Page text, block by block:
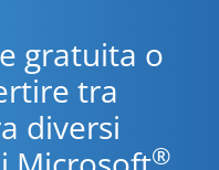
gratuita o
tra
diversi
®